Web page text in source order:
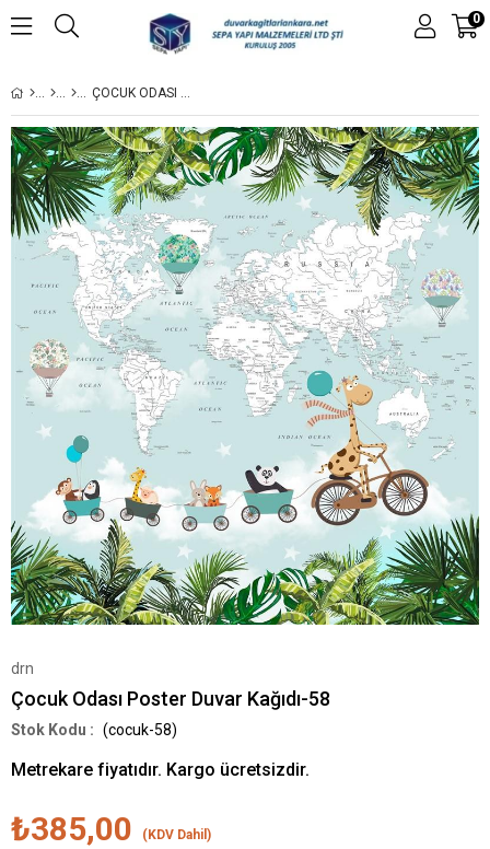
0
ÇOCUK ODASI POSTER DUVAR KAĞIDI-58
drn
Çocuk Odası Poster Duvar Kağıdı-58
(cocuk-58)
Metrekare fiyatıdır. Kargo ücretsizdir.
₺385,00 (KDV Dahil)